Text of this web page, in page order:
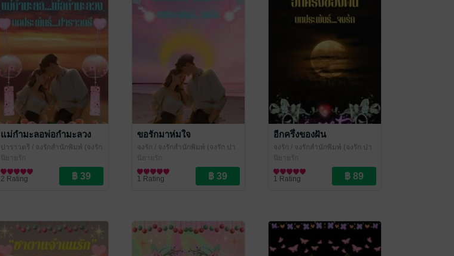
แม่กำมะลอพ่อกำมะลวง
ปาราวตรี / จงรักสำนักพิมพ์ (จงรัก
ปาราวตรี หยาดน้ำค้าง ปราณ
ชนก)
นิยายรัก
2 Rating
ขอรักมาห่มใจ
จงรัก / จงรักสำนักพิมพ์ (จงรัก ปา
ราวตรี หยาดน้ำค้าง ปราณชนก)
นิยายรัก
1 Rating
อีกครึ่งของฝัน
จงรัก / จงรักสำนักพิมพ์ (จงรัก ปา
ราวตรี หยาดน้ำค้าง ปราณชนก)
นิยายรัก
1 Rating